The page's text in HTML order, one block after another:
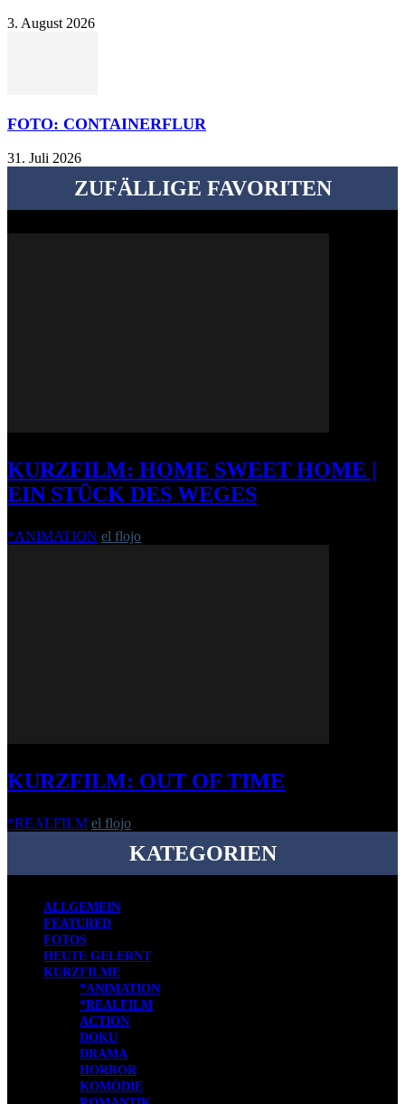
3. August 2026
FOTO: CONTAINERFLUR
31. Juli 2026
ZUFÄLLIGE FAVORITEN
KURZFILM: HOME SWEET HOME |
EIN STÜCK DES WEGES
*ANIMATION el flojo
KURZFILM: OUT OF TIME
*REALFILM el flojo
KATEGORIEN
ALLGEMEIN
FEATURED
FOTOS
HEUTE GELERNT
KURZFILME
*ANIMATION
*REALFILM
ACTION
DOKU
DRAMA
HORROR
KOMÖDIE